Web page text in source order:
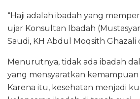
“Haji adalah ibadah yang
ujar Konsultan Ibadah
Saudi, KH Abdul Moqsith Ghazali
Menurutnya, tidak ada ibadah
yang mensyaratkan kemampuan
Karena itu, kesehatan menjadi